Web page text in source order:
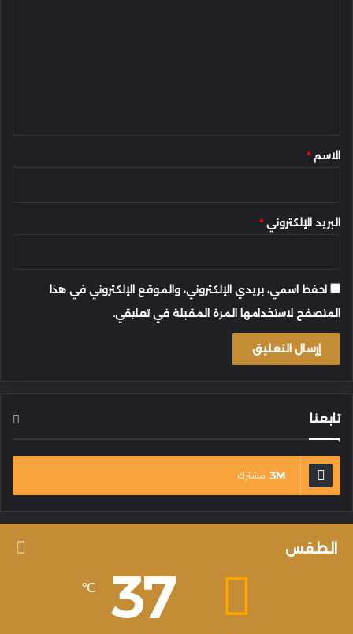
*الاسم *
البريد الإلكتروني *
احفظ اسمي، بريدي الإلكتروني، والموقع الإلكتروني في هذا
المتصفح لاستخدامها المرة المقبلة في تعليقي.
تابعنا
3M مشترك
الطقس
37
℃